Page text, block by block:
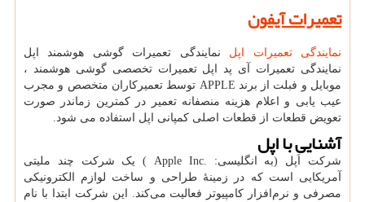
تعمیرات آیفون
نمایندگی تعمیرات اپل نمایندگی تعمیرات گوشی هوشمند اپل
نمایندگی تعمیرات آی پد اپل تعمیرات تخصصی گوشی هوشمند ،
موبایل و فبلت از برند APPLE توسط تعمیرکاران متخصص و مجرب
عیب یابی و اعلام هزینه منصفانه تعمیر در کمترین زماندر صورت
تعویض قطعات از قطعات اصلی کمپانی اپل استفاده می شود.
آشنایی با اپل
شرکت اَپل (به انگلیسی: .Apple Inc
) یک شرکت چند ملیتی
آمریکایی است که در زمینهٔ طراحی و ساخت لوازم الکترونیکی
مصرفی و نرم‌افزار کامپیوتر فعالیت می‌کند. این شرکت ابتدا با نام